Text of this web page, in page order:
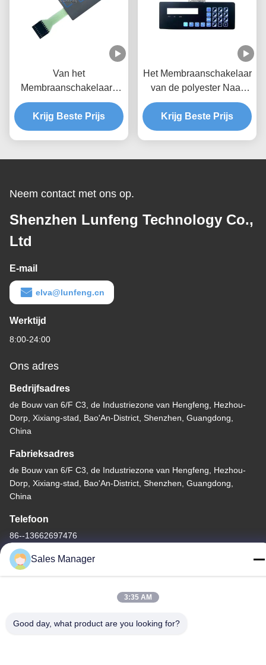
Van het
Membraanschakelaars
van de hoge Prestaties
het Waterdichte Douane
Materiaal van de het
Krijg Beste Prijs
Het Membraanschakelaar
van de polyester Naar
maat gemaakte Knoop
met 2.54mm Schakelaar
Krijg Beste Prijs
Neem contact met ons op.
Shenzhen Lunfeng Technology Co.,
Ltd
E-mail
elva@lunfeng.cn
Werktijd
8:00-24:00
Ons adres
Bedrijfsadres
de Bouw van 6/F C3, de Industriezone van Hengfeng, Hezhou-
Dorp, Xixiang-stad, Bao'An-District, Shenzhen, Guangdong,
China
Fabrieksadres
de Bouw van 6/F C3, de Industriezone van Hengfeng, Hezhou-
Dorp, Xixiang-stad, Bao'An-District, Shenzhen, Guangdong,
China
Telefoon
86--13662697476
metaalkoepel Auteursrecht © -2026 Shenzhen Lunfeng
Sales Manager
3:35 AM
Good day, what product are you looking for?